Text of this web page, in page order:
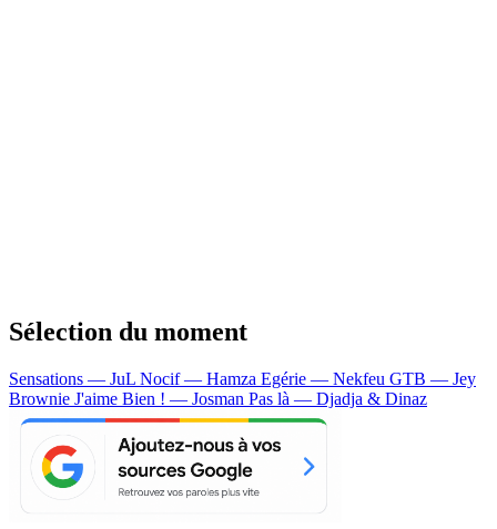
Sélection du moment
Sensations — JuL Nocif — Hamza Egérie — Nekfeu GTB — Jey
Brownie J'aime Bien ! — Josman Pas là — Djadja & Dinaz